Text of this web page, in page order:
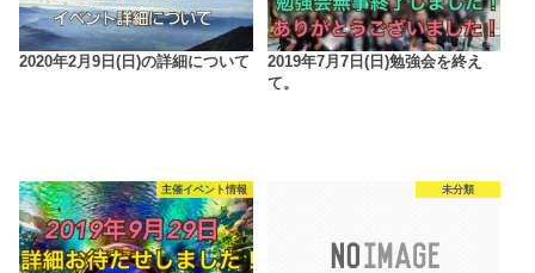
2020年2月9日(日)の詳細について
2019年7月7日(日)勉強会を終え
て。
主催イベント情報 未分類